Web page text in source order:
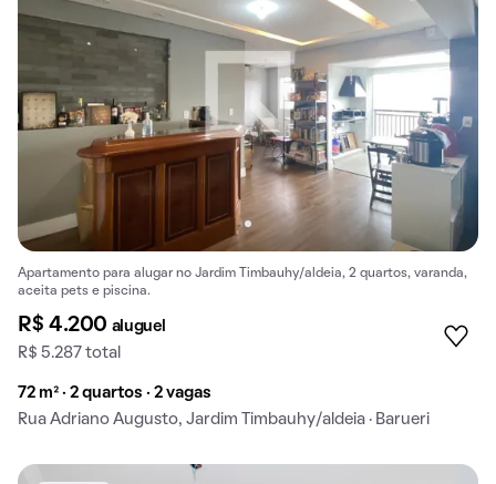
Apartamento para alugar no Jardim Timbauhy/aldeia, 2 quartos, varanda,
aceita pets e piscina.
R$ 4.200 aluguel
R$ 5.287 total
72 m² · 2 quartos · 2 vagas
Rua Adriano Augusto, Jardim Timbauhy/aldeia · Barueri